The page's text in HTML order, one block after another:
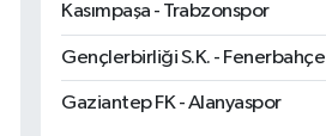
Kasımpaşa - Trabzonspor
Gençlerbirliği S.K. - Fenerbahçe
Gaziantep FK - Alanyaspor